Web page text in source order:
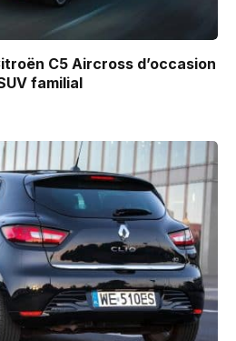
C5 Aircross d’occasion
familial